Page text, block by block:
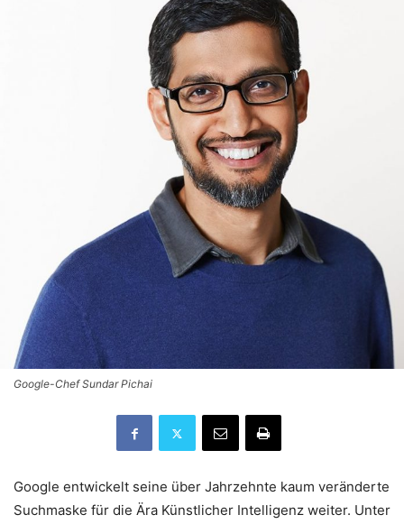
Google-Chef Sundar Pichai
Google entwickelt seine über Jahrzehnte kaum veränderte
Suchmaske für die Ära Künstlicher Intelligenz weiter. Unter